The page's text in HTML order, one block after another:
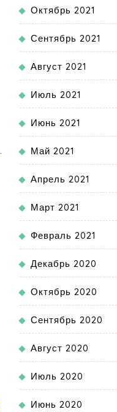
Октябрь 2021
Сентябрь 2021
Август 2021
Июль 2021
Июнь 2021
Май 2021
Апрель 2021
Март 2021
Февраль 2021
Декабрь 2020
Октябрь 2020
Сентябрь 2020
Август 2020
Июль 2020
Июнь 2020